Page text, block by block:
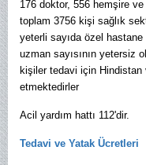
176 doktor, 556 hemşire
toplam 3756 kişi sağlık
yeterli sayıda özel
uzman sayısının yetersiz
kişiler tedavi için
etmektedirler
Acil yardım hattı 112'dir.
Tedavi ve Yatak Ücretleri